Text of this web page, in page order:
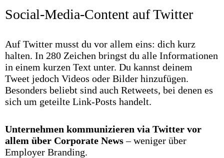
Social-Media-Content auf Twitter
Auf Twitter musst du vor allem eins: dich kurz
halten. In 280 Zeichen bringst du alle Informationen
in einem kurzen Text unter. Du kannst deinem
Tweet jedoch Videos oder Bilder hinzufügen.
Besonders beliebt sind auch Retweets, bei denen es
sich um geteilte Link-Posts handelt.
Unternehmen kommunizieren via Twitter vor
allem über Corporate News– weniger über
Employer Branding.